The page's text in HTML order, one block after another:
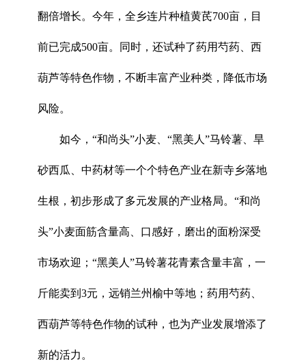
翻倍增长。今年，全乡连片种植黄芪700亩，目
前已完成500亩。同时，还试种了药用芍药、西
葫芦等特色作物，不断丰富产业种类，降低市场
风险。
如今，“和尚头”小麦、“黑美人”马铃薯、旱
砂西瓜、中药材等一个个特色产业在新寺乡落地
生根，初步形成了多元发展的产业格局。“和尚
头”小麦面筋含量高、口感好，磨出的面粉深受
市场欢迎；“黑美人”马铃薯花青素含量丰富，一
斤能卖到3元，远销兰州榆中等地；药用芍药、
西葫芦等特色作物的试种，也为产业发展增添了
新的活力。